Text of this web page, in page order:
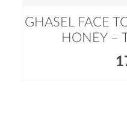
GHASEL FACE
HONEY –